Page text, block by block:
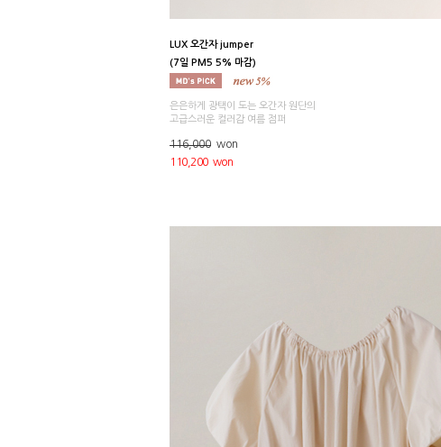
LUX 오간자 jumper
(7일 PM5 5% 마감)
은은하게 광택이 도는 오간자 원단의
고급스러운 컬러감 여름 점퍼
116,000 won
110,200 won